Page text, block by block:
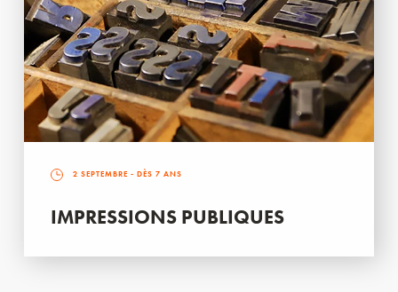
2 SEPTEMBRE - DÈS 7 ANS
IMPRESSIONS PUBLIQUES